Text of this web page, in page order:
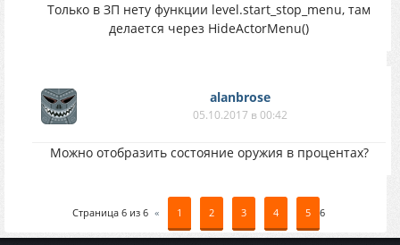
Только в ЗП нету функции level.start_stop_menu, там
делается через HideActorMenu()
alanbrose
05.10.2017 в 00:42
Можно отобразить состояние оружия в процентах?
Страница 6 из 6 « 1 2 3 4 5 6